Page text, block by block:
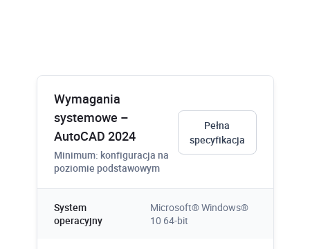
projektowych, a także związanych z
instalacją i błędami oprogramowania,
wadliwie działającym sprzętem, itp.
Więcej
Wymagania
systemowe –
AutoCAD 2024
Minimum: konfiguracja na
poziomie podstawowym
Pełna
specyfikacja
System
operacyjny
Microsoft® Windows®
10 64-bit